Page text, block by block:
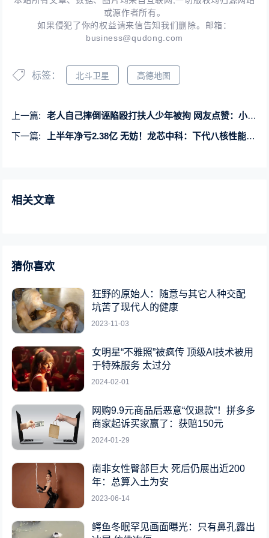
或源作者所有。
如果侵犯了你的权益请来信告知我们删除。邮箱：
business@qudong.com
标签： 北斗卫星 高德地图
上一篇:
老人自己摔倒诬陷殴打扶人少年被拘 网友点赞：小伙称下次还会扶
下一篇:
上半年净亏2.38亿 无妨！龙芯中科：下代八核性能追上英特尔酷睿12/13代水平
相关文章
猜你喜欢
狂野的原始人：随意与其它人种交配
坑苦了现代人的健康
2023-11-03
女明星“不雅照”被疯传 顶级AI技术被用
于特殊服务 太过分
2024-02-01
网购9.9元商品后恶意“仅退款”！拼多多
商家起诉买家赢了：获赔150元
2024-01-29
南非女性臀部巨大 死后仍展出近200
年：总算入土为安
2023-06-14
鳄鱼冬眠罕见画面曝光：只有鼻孔露出